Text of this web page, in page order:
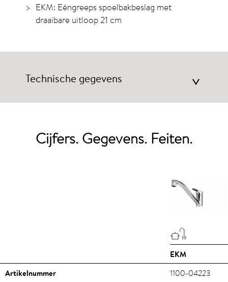
EKM: Eéngreeps spoelbakbeslag met
draaibare uitloop 21 cm
Technische gegevens >
Cijfers. Gegevens. Feiten.
EKM
Artikelnummer
1100-04223